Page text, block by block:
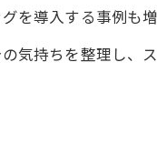
導入する事例も増
気持ちを整理し、